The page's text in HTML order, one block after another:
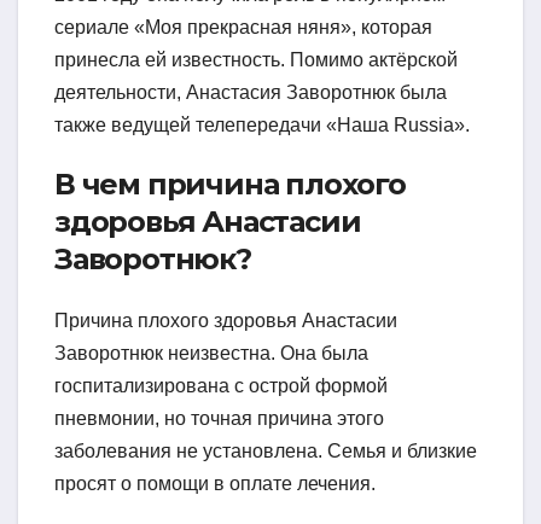
сериале «Моя прекрасная няня», которая
принесла ей известность. Помимо актёрской
деятельности, Анастасия Заворотнюк была
также ведущей телепередачи «Наша Russia».
В чем причина плохого
здоровья Анастасии
Заворотнюк?
Причина плохого здоровья Анастасии
Заворотнюк неизвестна. Она была
госпитализирована с острой формой
пневмонии, но точная причина этого
заболевания не установлена. Семья и близкие
просят о помощи в оплате лечения.